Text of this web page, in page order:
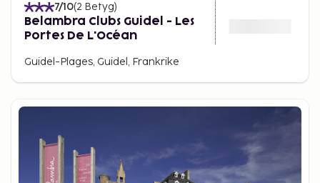
7/10(2 Betyg)
Belambra Clubs Guidel - Les
Portes De L'Océan
Guidel-Plages, Guidel, Frankrike